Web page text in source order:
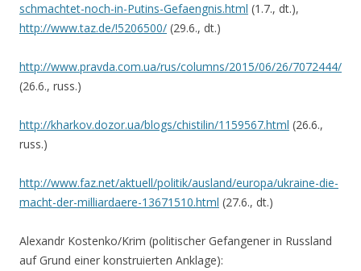
schmachtet-noch-in-Putins-Gefaengnis.html (1.7., dt.),
http://www.taz.de/!5206500/ (29.6., dt.)
http://www.pravda.com.ua/rus/columns/2015/06/26/7072444/
(26.6., russ.)
http://kharkov.dozor.ua/blogs/chistilin/1159567.html (26.6.,
russ.)
http://www.faz.net/aktuell/politik/ausland/europa/ukraine-die-
macht-der-milliardaere-13671510.html (27.6., dt.)
Alexandr Kostenko/Krim (politischer Gefangener in Russland
auf Grund einer konstruierten Anklage):